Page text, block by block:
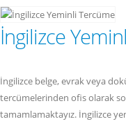
İngilizce
İngilizce belge, evrak veya
tercümelerinden ofis olarak
tamamlamaktayız. İngilizce